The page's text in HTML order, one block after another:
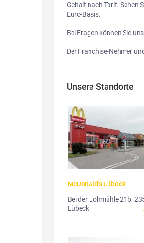
Gehalt nach Tarif. Sehen
Euro-Basis.
Bei Fragen können Sie
Der Franchise-Nehmer
Unsere Standorte
McDonald's Lübeck
Bei der Lohmühle 21b,
Lübeck